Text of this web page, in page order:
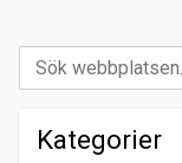
Kategorier